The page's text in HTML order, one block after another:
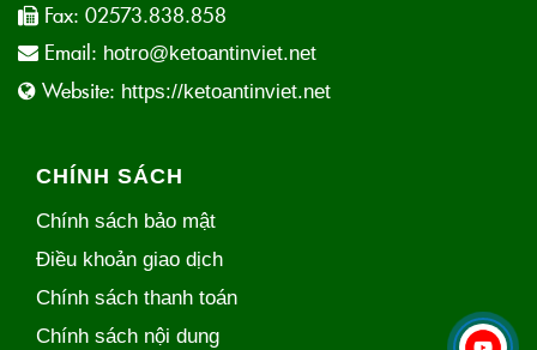
Fax: 02573.838.858
Email: hotro@ketoantinviet.net
Website: https://ketoantinviet.net
CHÍNH SÁCH
Chính sách bảo mật
Điều khoản giao dịch
Chính sách thanh toán
Chính sách nội dung